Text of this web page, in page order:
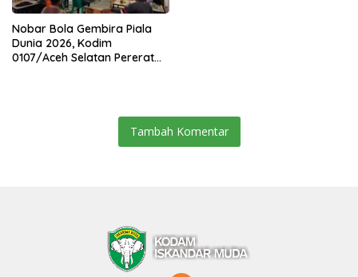
Nobar Bola Gembira Piala
Dunia 2026, Kodim
0107/Aceh Selatan Pererat
Tambah Komentar